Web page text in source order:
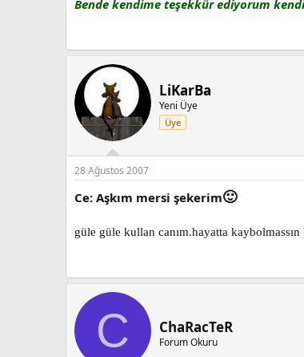
Bende kendime teşekkür ediyorum
LiKarBa
Yeni Üye
Üye
28 Ağustos 2007
Ce: Aşkım mersi şekerim🙂
güle güle kullan canım.hayatta
C ChaRacTeR
Forum Okuru